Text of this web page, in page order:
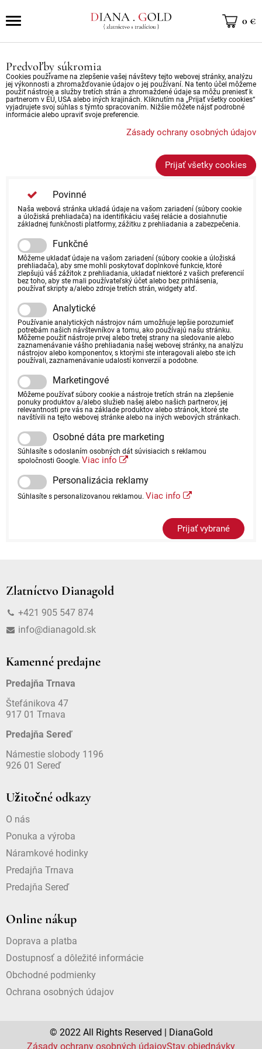
0 €
Predvoľby súkromia
Cookies používame na zlepšenie vašej návštevy tejto webovej stránky, analýzu
jej výkonnosti a zhromažďovanie údajov o jej používaní. Na tento účel môžeme
použiť nástroje a služby tretích strán a zhromaždené údaje sa môžu preniesť k
partnerom v EÚ, USA alebo iných krajinách. Kliknutím na „Prijať všetky cookies“
vyjadrujete svoj súhlas s týmto spracovaním. Nižšie môžete nájsť podrobné
informácie alebo upraviť svoje preferencie.
Zásady ochrany osobných údajov
Prijať všetky cookies
Povinné
Naša webová stránka ukladá údaje na vašom zariadení (súbory cookie
a úložiská prehliadača) na identifikáciu vašej relácie a dosiahnutie
základnej funkčnosti platformy, zážitku z prehliadania a zabezpečenia.
Funkčné
Môžeme ukladať údaje na vašom zariadení (súbory cookie a úložiská
prehliadača), aby sme mohli poskytovať doplnkové funkcie, ktoré
zlepšujú váš zážitok z prehliadania, ukladať niektoré z vašich preferencií
bez toho, aby ste mali používateľský účet alebo bez prihlásenia,
používať skripty a/alebo zdroje tretích strán, widgety atď.
Analytické
Používanie analytických nástrojov nám umožňuje lepšie porozumieť
potrebám našich návštevníkov a tomu, ako používajú našu stránku.
Môžeme použiť nástroje prvej alebo tretej strany na sledovanie alebo
zaznamenávanie vášho prehliadania našej webovej stránky, na analýzu
nástrojov alebo komponentov, s ktorými ste interagovali alebo ste ich
používali, zaznamenávanie udalostí konverzií a podobne.
Marketingové
Môžeme používať súbory cookie a nástroje tretích strán na zlepšenie
ponuky produktov a/alebo služieb našej alebo našich partnerov, jej
relevantnosti pre vás na základe produktov alebo stránok, ktoré ste
navštívili na tejto webovej stránke alebo na iných webových stránkach.
Osobné dáta pre marketing
Súhlasíte s odoslaním osobných dát súvisiacich s reklamou
spoločnosti Google. Viac info
Personalizácia reklamy
Súhlasíte s personalizovanou reklamou. Viac info
Prijať vybrané
Zlatníctvo Dianagold
+421 905 547 874
info@dianagold.sk
Kamenné predajne
Predajňa Trnava
Štefánikova 47
917 01 Trnava
Predajňa Sereď
Námestie slobody 1196
926 01 Sereď
Užitočné odkazy
O nás
Ponuka a výroba
Náramkové hodinky
Predajňa Trnava
Predajňa Sereď
Online nákup
Doprava a platba
Dostupnosť a dôležité informácie
Obchodné podmienky
Ochrana osobných údajov
© 2022 All Rights Reserved | DianaGold
Zásady ochrany osobných údajovStav objednávky